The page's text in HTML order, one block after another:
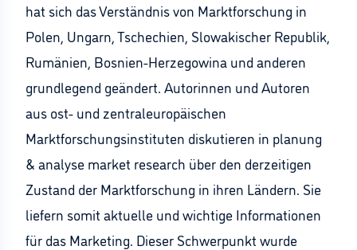
hat sich das Verständnis von Marktforschung in
Polen, Ungarn, Tschechien, Slowakischer Republik,
Rumänien, Bosnien-Herzegowina und anderen
grundlegend geändert. Autorinnen und Autoren
aus ost- und zentraleuropäischen
Marktforschungsinstituten diskutieren in planung
& analyse market research über den derzeitigen
Zustand der Marktforschung in ihren Ländern. Sie
liefern somit aktuelle und wichtige Informationen
für das Marketing. Dieser Schwerpunkt wurde